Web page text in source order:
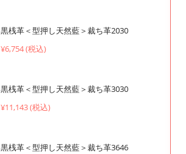
黒桟革＜型押し天然藍＞裁ち革2030
¥6,754 (税込)
黒桟革＜型押し天然藍＞裁ち革3030
¥11,143 (税込)
黒桟革＜型押し天然藍＞裁ち革3646